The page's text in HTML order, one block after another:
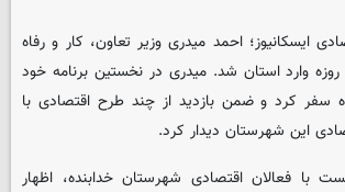
ایسکانیوز؛ احمد میدری وزیر تعاون، کار و رفاه
وارد استان شد. میدری در نخستین برنامه خود
سفر کرد و ضمن بازدید از چند طرح اقتصادی با
این شهرستان دیدار کرد.
با فعالان اقتصادی شهرستان خدابنده، اظهار